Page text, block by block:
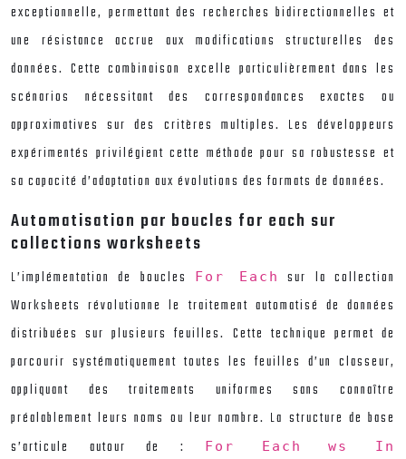
exceptionnelle, permettant des recherches bidirectionnelles et
une résistance accrue aux modifications structurelles des
données. Cette combinaison excelle particulièrement dans les
scénarios nécessitant des correspondances exactes ou
approximatives sur des critères multiples. Les développeurs
expérimentés privilégient cette méthode pour sa robustesse et
sa capacité d’adaptation aux évolutions des formats de données.
Automatisation par boucles for each sur
collections worksheets
L’implémentation de boucles For Each
sur la collection
Worksheets révolutionne le traitement automatisé de données
distribuées sur plusieurs feuilles. Cette technique permet de
parcourir systématiquement toutes les feuilles d’un classeur,
appliquant des traitements uniformes sans connaître
préalablement leurs noms ou leur nombre. La structure de base
s’articule autour de :
For Each ws In